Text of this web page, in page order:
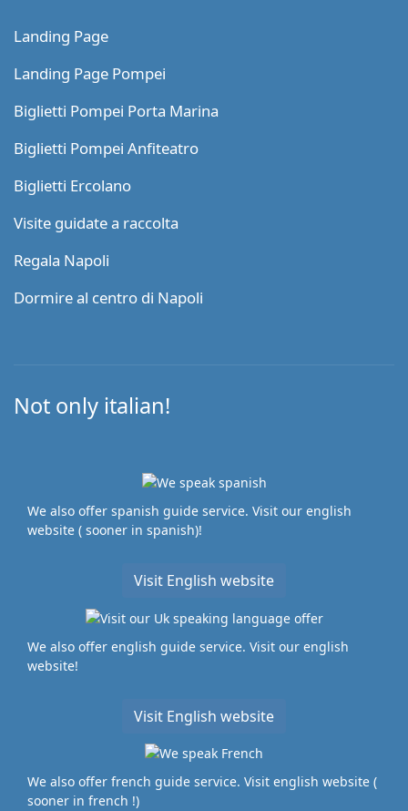
Landing Page
Landing Page Pompei
Biglietti Pompei Porta Marina
Biglietti Pompei Anfiteatro
Biglietti Ercolano
Visite guidate a raccolta
Regala Napoli
Dormire al centro di Napoli
Not only italian!
We also offer spanish guide service. Visit our english
website ( sooner in spanish)!
Visit English website
We also offer english guide service. Visit our english
website!
Visit English website
We also offer french guide service. Visit english website (
sooner in french !)